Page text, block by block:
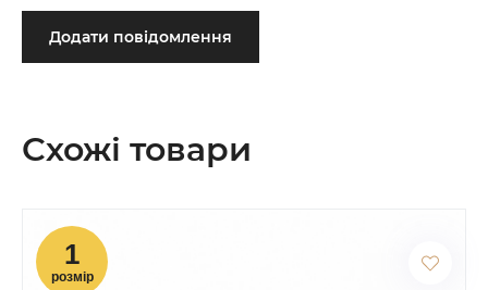
Додати повідомлення
Схожі товари